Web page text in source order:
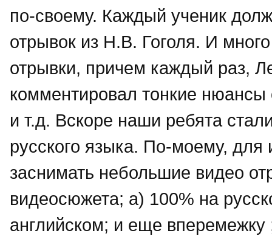
по-своему. Каждый ученик
отрывок из Н.В. Гоголя. И
отрывки, причем каждый раз,
комментировал тонкие
и т.д. Вскоре наши ребята
русского языка. По-моему, для
заснимать небольшие видео
видеосюжета; а) 100% на
английском; и еще вперемежку